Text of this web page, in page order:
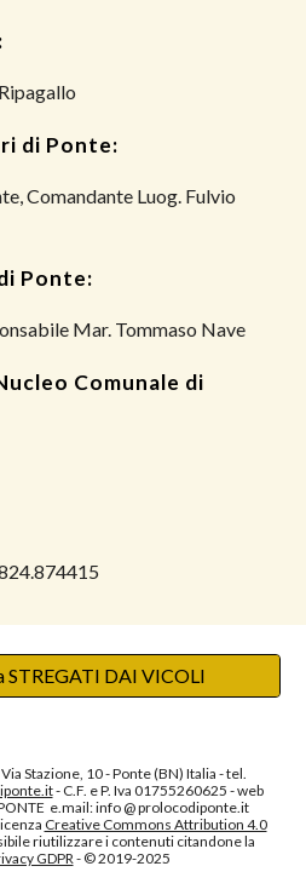
di Ponte:
Comandante Luog. Fulvio
Ponte:
Mar. Tommaso Nave
Comunale di
STREGATI DAI VICOLI
Stazione, 10 - Ponte (BN) Italia - tel.
- C.F. e P. Iva 01755260625 - web
e.mail: info @ prolocodiponte.it
Creative Commons Attribution 4.0
riutilizzare i contenuti citandone la
GDPR- © 2019-2025